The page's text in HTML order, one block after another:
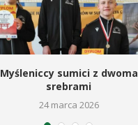
Myśleniccy sumici z dwoma
srebrami
24 marca 2026